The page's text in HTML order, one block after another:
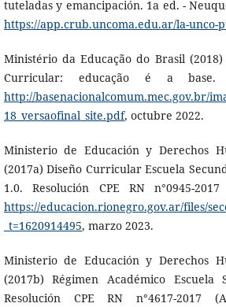
tuteladas y emancipación. 1a ed. -
https://app.crub.uncoma.edu.ar/la-unco-
Ministério da Educação do Brasil (2018)
Curricular: educação é a base.
http://basenacionalcomum.mec.gov.br/
18_versaofinal_site.pdf, octubre 2022.
Ministerio de Educación y Derechos
(2017a) Diseño Curricular Escuela
1.0. Resolución CPE RN n°0945-
https://educacion.rionegro.gov.ar/files/
_t=1620914495, marzo 2023.
Ministerio de Educación y Derechos
(2017b) Régimen Académico Escuela
Resolución CPE RN n°4617-2017